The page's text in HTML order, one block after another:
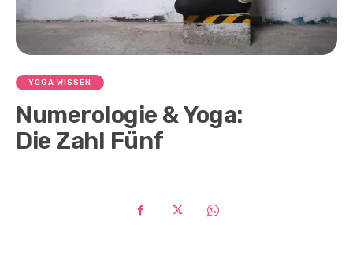
YOGA WISSEN
Numerologie & Yoga:
Die Zahl Fünf